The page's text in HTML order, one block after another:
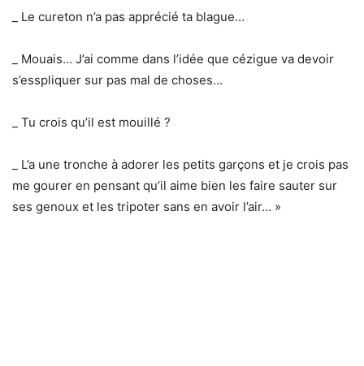
_ Le cureton n’a pas apprécié ta blague…
_ Mouais… J’ai comme dans l’idée que cézigue va devoir
s’esspliquer sur pas mal de choses…
_ Tu crois qu’il est mouillé ?
_ L’a une tronche à adorer les petits garçons et je crois pas
me gourer en pensant qu’il aime bien les faire sauter sur
ses genoux et les tripoter sans en avoir l’air… »